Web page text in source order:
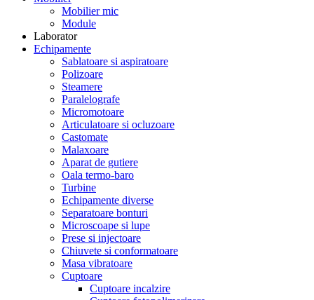
Mobilier mic
Module
Laborator
Echipamente
Sablatoare si aspiratoare
Polizoare
Steamere
Paralelografe
Micromotoare
Articulatoare si ocluzoare
Castomate
Malaxoare
Aparat de gutiere
Oala termo-baro
Turbine
Echipamente diverse
Separatoare bonturi
Microscoape si lupe
Prese si injectoare
Chiuvete si conformatoare
Masa vibratoare
Cuptoare
Cuptoare incalzire